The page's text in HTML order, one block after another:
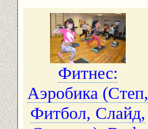
Фитнес:
Аэробика (Степ,
Фитбол, Слайд,